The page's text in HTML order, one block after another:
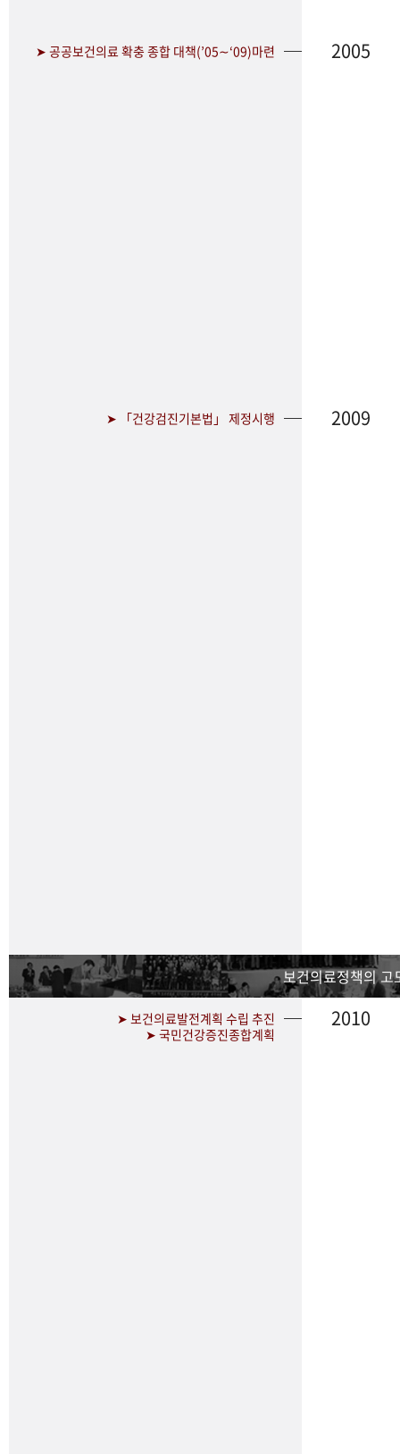
➤ 공공보건의료 확충 종합 대책(’05∼‘09)마련 2005
➤ 「건강검진기본법」 제정시행 2009
보건의료정책의 고
➤ 보건의료발전계획 수립 추진
➤ 국민건강증진종합계획
2010